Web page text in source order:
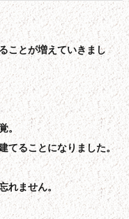
ことが増えていきまし
。
てることになりました。
れません。